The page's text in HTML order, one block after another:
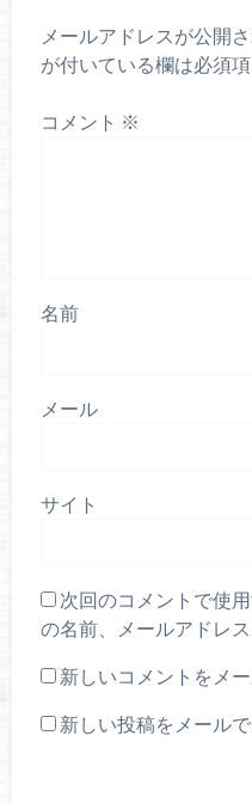
メールアドレスが公開
が付いている欄は必須
コメント ※
名前
メール
サイト
次回のコメントで使
の名前、メールアドレ
新しいコメントをメ
新しい投稿をメール